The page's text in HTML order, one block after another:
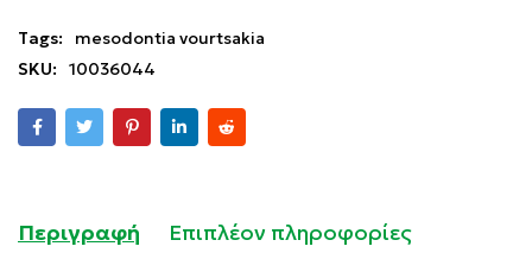
Tags:
mesodontia vourtsakia
SKU:
10036044
Περιγραφή
Επιπλέον πληροφορίες